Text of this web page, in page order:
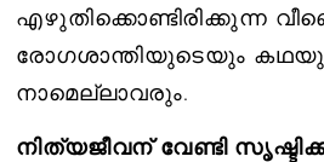
എഴുതിക്കൊണ്ടിരിക്കുന്ന
രോഗശാന്തിയുടെയും
നാമെല്ലാവരും.
നിത്യജീവന് വേണ്ടി